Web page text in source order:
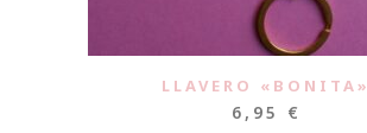
LLAVERO «BONITA»
6,95 €